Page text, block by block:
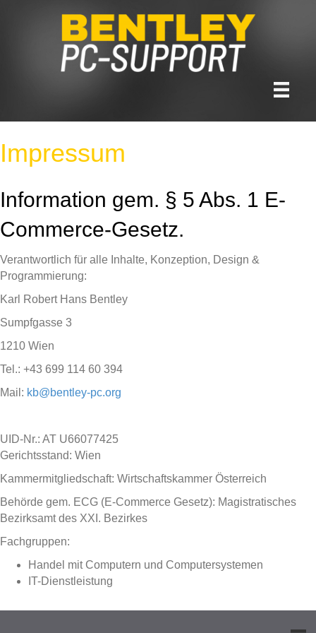
Impressum
Information gem. § 5 Abs. 1 E-
Commerce-Gesetz.
Verantwortlich für alle Inhalte, Konzeption, Design &
Programmierung:
Karl Robert Hans Bentley
Sumpfgasse 3
1210 Wien
Tel.: +43 699 114 60 394
Mail: kb@bentley-pc.org
UID-Nr.: AT U66077425
Gerichtsstand: Wien
Kammermitgliedschaft: Wirtschaftskammer Österreich
Behörde gem. ECG (E-Commerce Gesetz): Magistratisches
Bezirksamt des XXI. Bezirkes
Fachgruppen:
Handel mit Computern und Computersystemen
IT-Dienstleistung